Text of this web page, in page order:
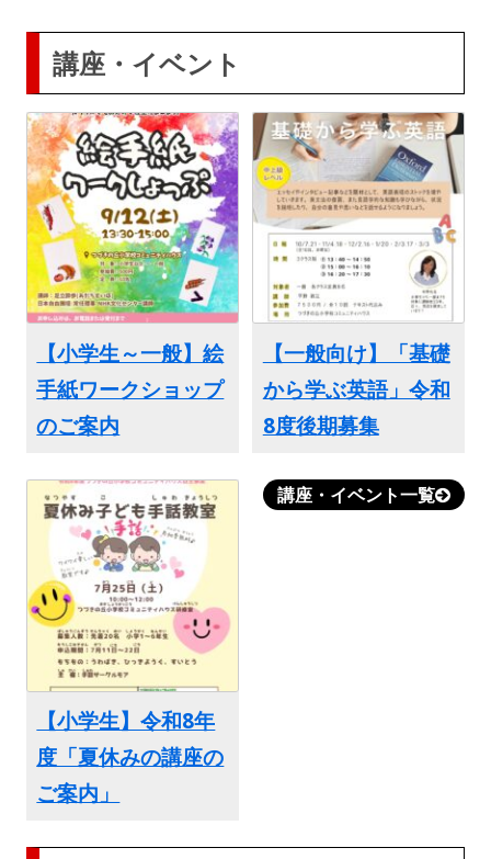
講座・イベント
【小学生～一般】絵
手紙ワークショップ
のご案内
【一般向け】「基礎
から学ぶ英語」令和
8度後期募集
【小学生】令和8年
度「夏休みの講座の
ご案内」
講座・イベント一覧